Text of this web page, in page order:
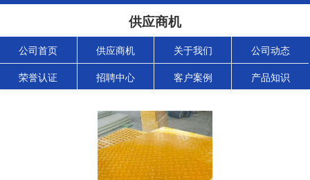
供应商机
公司首页 供应商机 关于我们 公司动态
荣誉认证 招聘中心 客户案例 产品知识